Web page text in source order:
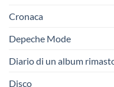
Cronaca
Depeche Mode
Diario di un album
Disco